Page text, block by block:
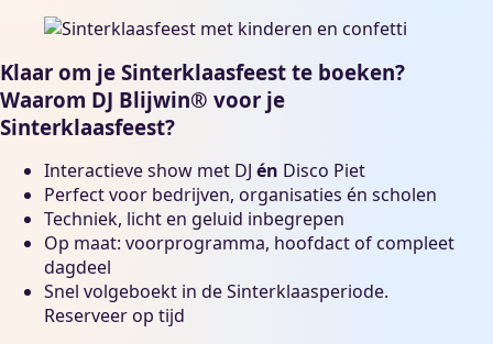
Klaar om je Sinterklaasfeest te boeken?
Waarom DJ Blijwin® voor je
Sinterklaasfeest?
Interactieve show met DJ én Disco Piet
Perfect voor bedrijven, organisaties én scholen
Techniek, licht en geluid inbegrepen
Op maat: voorprogramma, hoofdact of compleet
dagdeel
Snel volgeboekt in de Sinterklaasperiode.
Reserveer op tijd